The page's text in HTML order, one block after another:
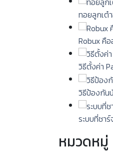
ทอยลูกเต๋
Robux คือ
วิธีตั้งค่า
วิธีป้องกัน
ระบบที่ชา
หมวดหมู่